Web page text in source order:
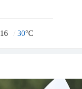
16 / 30°C